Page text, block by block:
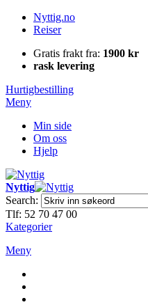
Nyttig.no
Reiser
Gratis frakt fra: 1900 kr
rask levering
Hurtigbestilling
Meny
Min side
Om oss
Hjelp
Nyttig
Search:
Tlf: 52 70 47 00
Kategorier
Meny